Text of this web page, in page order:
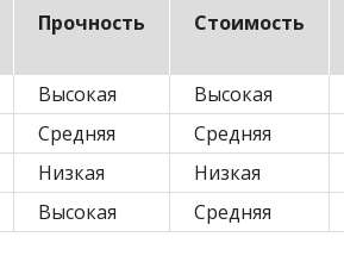
Прочность Стоимость
Высокая
Высокая
Средняя
Средняя
Низкая
Низкая
Высокая Средняя